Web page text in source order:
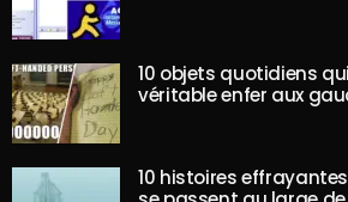
10 objets quotidiens
véritable enfer aux
10 histoires